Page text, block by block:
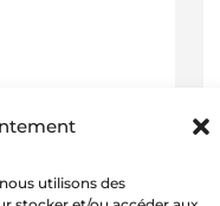
utilisons des